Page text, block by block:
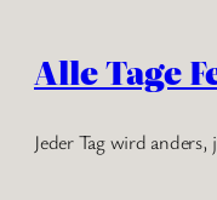
Inhalt
springen
Alle Tage
Jeder Tag wird anders,